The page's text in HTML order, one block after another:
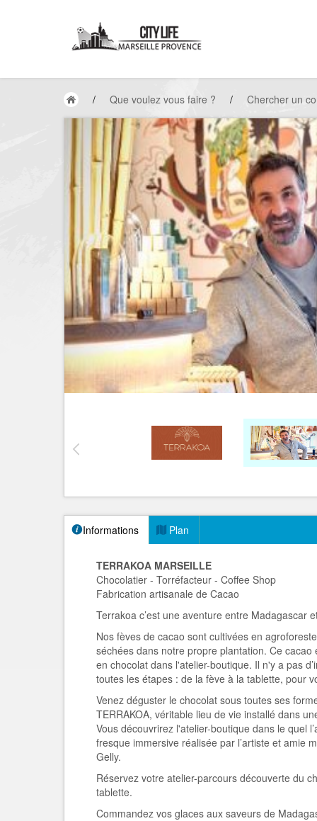
/ Que voulez vous faire ? / Chercher un
Informations Plan
TERRAKOA MARSEILLE
Chocolatier - Torréfacteur - Coffee Shop
Fabrication artisanale de Cacao
Terrakoa c’est une aventure entre Madagascar
Nos fèves de cacao sont cultivées en
séchées dans notre propre plantation. Ce
en chocolat dans l'atelier-boutique. Il n'y a pas
toutes les étapes : de la fève à la tablette, pour
Venez déguster le chocolat sous toutes ses
TERRAKOA, véritable lieu de vie installé dans
Vous découvrirez l'atelier-boutique dans le quel
fresque immersive réalisée par l’artiste et amie
Gelly.
Réservez votre atelier-parcours découverte du
tablette.
Commandez vos glaces aux saveurs de